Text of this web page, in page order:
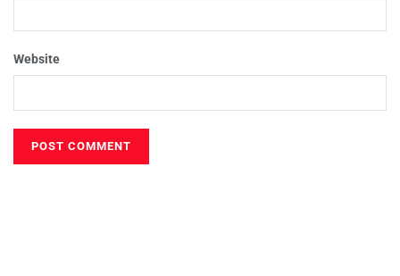
Website